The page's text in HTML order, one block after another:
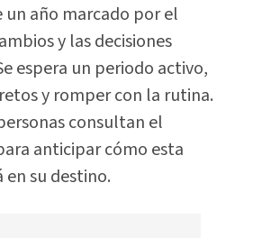
un año marcado por el
y las decisiones
espera un periodo activo,
y romper con la rutina.
consultan el
anticipar cómo esta
su destino.